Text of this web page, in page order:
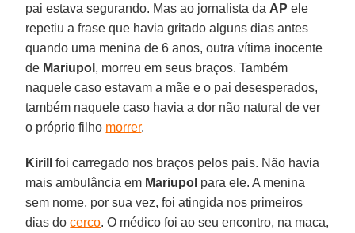
pai estava segurando. Mas ao jornalista da AP ele
repetiu a frase que havia gritado alguns dias antes
quando uma menina de 6 anos, outra vítima inocente
de Mariupol , morreu em seus braços. Também
naquele caso estavam a mãe e o pai desesperados,
também naquele caso havia a dor não natural de ver
o próprio filho morrer.
Kirill
foi carregado nos braços pelos pais. Não havia
mais ambulância em Mariupol para ele. A menina
sem nome, por sua vez, foi atingida nos primeiros
dias docerco. O médico foi ao seu encontro, na maca,